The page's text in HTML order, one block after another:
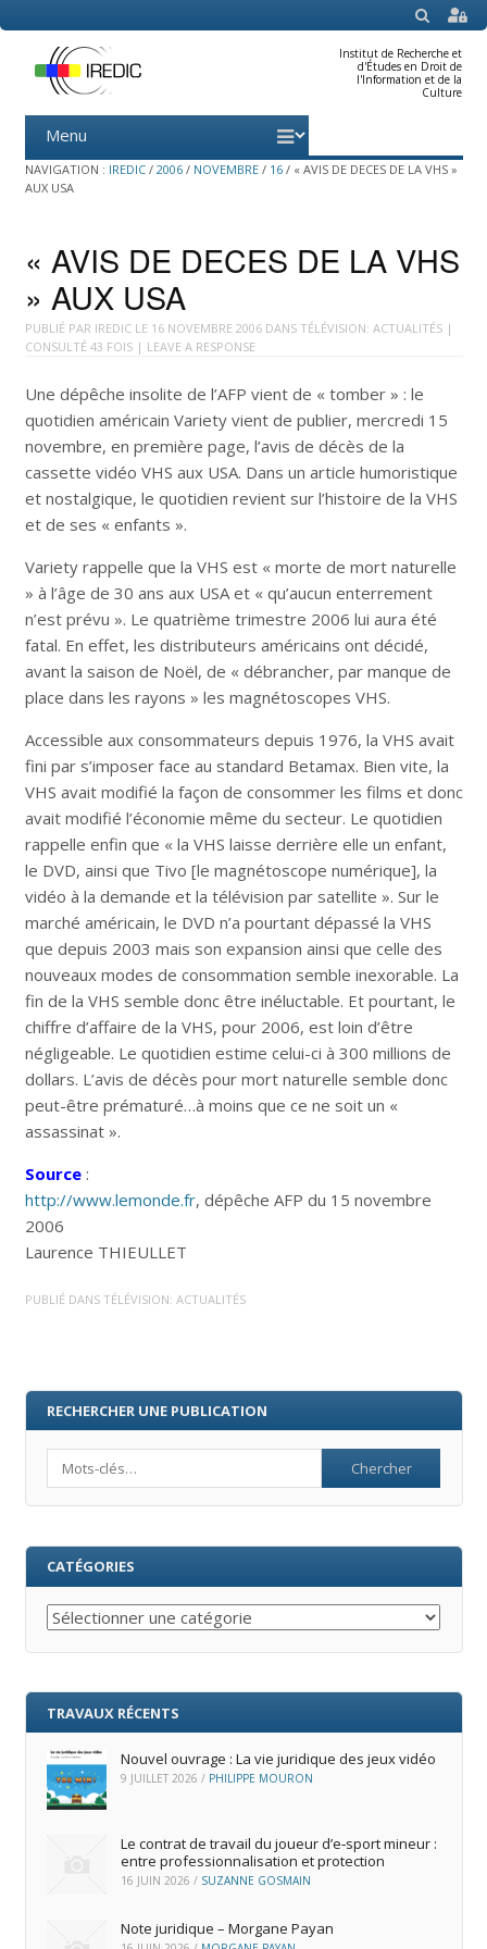
SEARCH
Institut de Recherche et
d'Études en Droit de
l'Information et de la
Culture
Menu
content
NAVIGATION : IREDIC / 2006 / NOVEMBRE / 16 / « AVIS DE DECES DE LA VHS »
AUX USA
« AVIS DE DECES DE LA VHS
» AUX USA
PUBLIÉ PAR IREDICLE 16 NOVEMBRE 2006DANS TÉLÉVISION: ACTUALITÉS|
CONSULTÉ 43 FOIS | LEAVE A RESPONSE
Une dépêche insolite de l’AFP vient de « tomber » : le
quotidien américain Variety vient de publier, mercredi 15
novembre, en première page, l’avis de décès de la
cassette vidéo VHS aux USA. Dans un article humoristique
et nostalgique, le quotidien revient sur l’histoire de la VHS
et de ses « enfants ».
Variety rappelle que la VHS est « morte de mort naturelle
» à l’âge de 30 ans aux USA et « qu’aucun enterrement
n’est prévu ». Le quatrième trimestre 2006 lui aura été
fatal. En effet, les distributeurs américains ont décidé,
avant la saison de Noël, de « débrancher, par manque de
place dans les rayons » les magnétoscopes VHS.
Accessible aux consommateurs depuis 1976, la VHS avait
fini par s’imposer face au standard Betamax. Bien vite, la
VHS avait modifié la façon de consommer les films et donc
avait modifié l’économie même du secteur. Le quotidien
rappelle enfin que « la VHS laisse derrière elle un enfant,
le DVD, ainsi que Tivo [le magnétoscope numérique], la
vidéo à la demande et la télévision par satellite ». Sur le
marché américain, le DVD n’a pourtant dépassé la VHS
que depuis 2003 mais son expansion ainsi que celle des
nouveaux modes de consommation semble inexorable. La
fin de la VHS semble donc être inéluctable. Et pourtant, le
chiffre d’affaire de la VHS, pour 2006, est loin d’être
négligeable. Le quotidien estime celui-ci à 300 millions de
dollars. L’avis de décès pour mort naturelle semble donc
peut-être prématuré…à moins que ce ne soit un «
assassinat ».
Source:
http://www.lemonde.fr, dépêche AFP du 15 novembre
2006
Laurence THIEULLET
PUBLIÉ DANS TÉLÉVISION: ACTUALITÉS
RECHERCHER UNE PUBLICATION
CATÉGORIES
Catégories
TRAVAUX RÉCENTS
Nouvel ouvrage : La vie juridique des jeux vidéo
9 JUILLET 2026 / PHILIPPE MOURON
Le contrat de travail du joueur d’e‑sport mineur :
entre professionnalisation et protection
16 JUIN 2026 / SUZANNE GOSMAIN
Note juridique – Morgane Payan